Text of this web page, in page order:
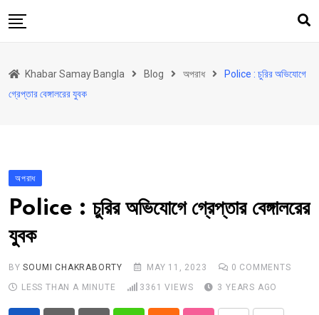
to
উত্তরবঙ্গ
আরও কিছু
Contact
Khabar Samay Hindi
Khabar Samay Bangla Blog অপরাধ
Police : চুরির অভিযোগে
গ্রেপ্তার বেঙ্গালরের যুবক
অপরাধ
Police : চুরির অভিযোগে গ্রেপ্তার বেঙ্গালরের
যুবক
BYSOUMI CHAKRABORTY MAY 11, 2023 0 COMMENTS
LESS THAN A MINUTE
3361 VIEWS 3 YEARS AGO